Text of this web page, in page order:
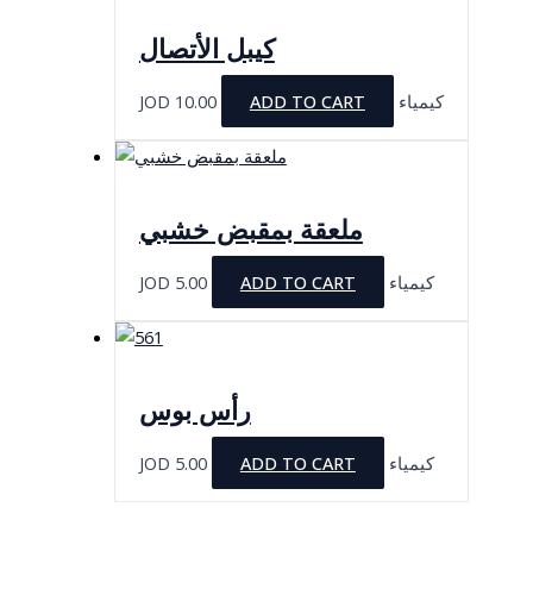
كيبل الأتصال
JOD 10.00 ADD TO CART كيمياء
ملعقة بمقبض خشبي
JOD 5.00 ADD TO CART كيمياء
رأس بوس
JOD 5.00 ADD TO CART كيمياء